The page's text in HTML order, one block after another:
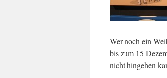
Wer noch ein
bis zum 15
nicht hingehen